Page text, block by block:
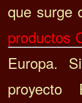
que surge
productos
Europa.
proyecto